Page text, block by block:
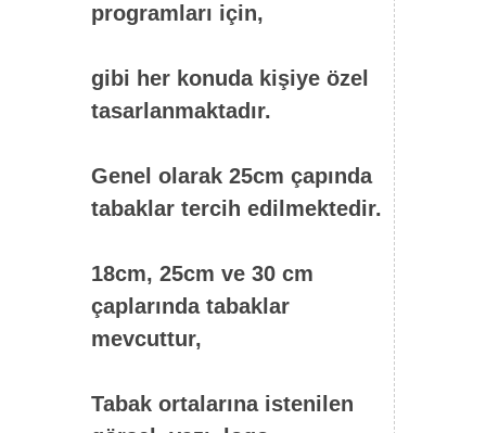
programları için,
gibi her konuda kişiye özel
tasarlanmaktadır.
Genel olarak 25cm çapında
tabaklar tercih edilmektedir.
18cm, 25cm ve 30 cm
çaplarında tabaklar
mevcuttur,
Tabak ortalarına istenilen